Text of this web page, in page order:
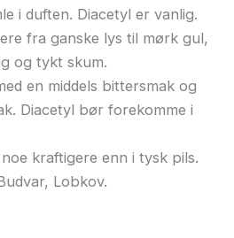
i duften. Diacetyl er vanlig.
fra ganske lys til mørk gul,
og tykt skum.
en middels bittersmak og
Diacetyl bør forekomme i
kraftigere enn i tysk pils.
Lobkov.